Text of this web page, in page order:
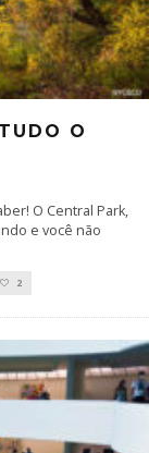
O
O Central Park,
e você não
2